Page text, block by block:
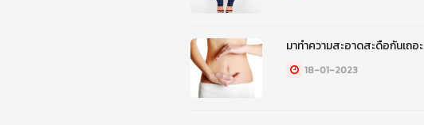
มาทำความสะอาดสะดือกันเถอะ
18-01-2023